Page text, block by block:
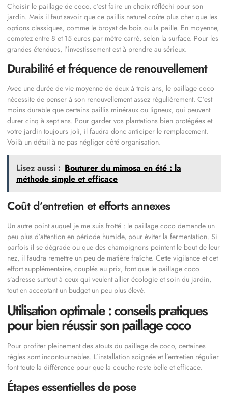
Choisir le paillage de coco, c’est faire un choix réfléchi pour son
jardin. Mais il faut savoir que ce paillis naturel coûte plus cher que les
options classiques, comme le broyat de bois ou la paille. En moyenne,
comptez entre 8 et 15 euros par mètre carré, selon la surface. Pour les
grandes étendues, l’investissement est à prendre au sérieux.
Durabilité et fréquence de renouvellement
Avec une durée de vie moyenne de deux à trois ans, le paillage coco
nécessite de penser à son renouvellement assez régulièrement. C’est
moins durable que certains paillis minéraux ou ligneux, qui peuvent
durer cinq à sept ans. Pour garder vos plantations bien protégées et
votre jardin toujours joli, il faudra donc anticiper le remplacement.
Voilà un détail à ne pas négliger côté organisation.
Lisez aussi : Bouturer du mimosa en été : la
méthode simple et efficace
Coût d’entretien et efforts annexes
Un autre point auquel je me suis frotté : le paillage coco demande un
peu plus d’attention en période humide, pour éviter la fermentation. Si
parfois il se dégrade ou que des champignons pointent le bout de leur
nez, il faudra remettre un peu de matière fraîche. Cette vigilance et cet
effort supplémentaire, couplés au prix, font que le paillage coco
s’adresse surtout à ceux qui veulent allier écologie et soin du jardin,
tout en acceptant un budget un peu plus élevé.
Utilisation optimale : conseils pratiques
pour bien réussir son paillage coco
Pour profiter pleinement des atouts du paillage de coco, certaines
règles sont incontournables. L’installation soignée et l’entretien régulier
font toute la différence pour que la couche reste belle et efficace.
Étapes essentielles de pose